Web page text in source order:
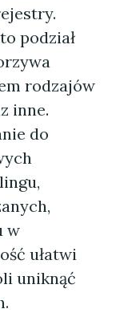
podział
rodzajów
inne.
do
w
ułatwi
uniknąć